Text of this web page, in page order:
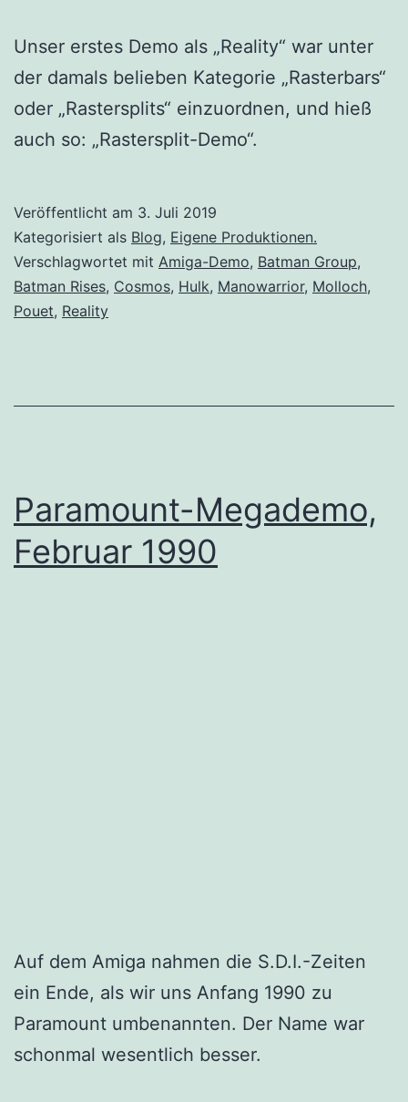
Unser erstes Demo als „Reality“ war unter
der damals belieben Kategorie „Rasterbars“
oder „Rastersplits“ einzuordnen, und hieß
auch so: „Rastersplit-Demo“.
Veröffentlicht am 3. Juli 2019
Kategorisiert als Blog, Eigene Produktionen.
Verschlagwortet mit Amiga-Demo, Batman Group,
Batman Rises, Cosmos, Hulk, Manowarrior, Molloch,
Pouet, Reality
Paramount-Megademo,
Februar 1990
Auf dem Amiga nahmen die S.D.I.-Zeiten
ein Ende, als wir uns Anfang 1990 zu
Paramount umbenannten. Der Name war
schonmal wesentlich besser.